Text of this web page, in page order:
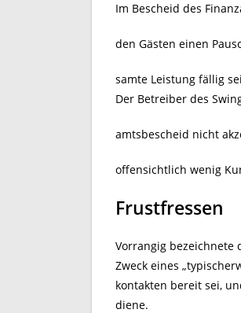
Im Bescheid des
den Gästen einen
samte Leistung fällig
Der Betreiber des
amtsbescheid nicht
offensichtlich wenig
Frustfressen
Vorrangig bezeichnete
Zweck eines
kontakten bereit sei,
diene.